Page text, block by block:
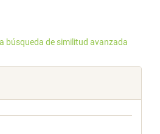
búsqueda de similitud avanzada